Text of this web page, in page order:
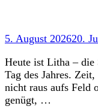
5. August 202620.
Heute ist Litha – die
Tag des Jahres.
nicht raus aufs Feld
genügt, …